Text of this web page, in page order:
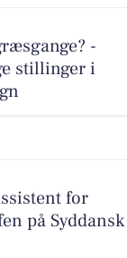
-
stillinger i
for
på Syddansk